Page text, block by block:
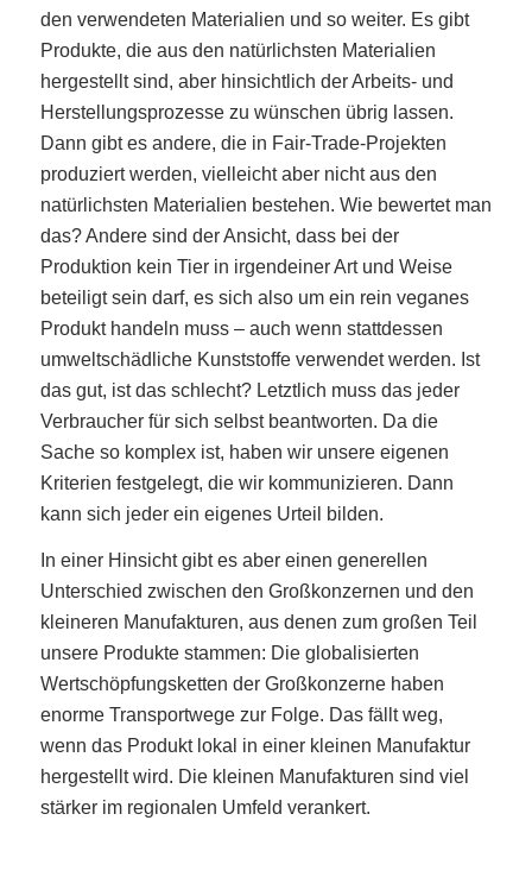
den verwendeten Materialien und so weiter. Es gibt
Produkte, die aus den natürlichsten Materialien
hergestellt sind, aber hinsichtlich der Arbeits- und
Herstellungsprozesse zu wünschen übrig lassen.
Dann gibt es andere, die in Fair-Trade-Projekten
produziert werden, vielleicht aber nicht aus den
natürlichsten Materialien bestehen. Wie bewertet man
das? Andere sind der Ansicht, dass bei der
Produktion kein Tier in irgendeiner Art und Weise
beteiligt sein darf, es sich also um ein rein veganes
Produkt handeln muss – auch wenn stattdessen
umweltschädliche Kunststoffe verwendet werden. Ist
das gut, ist das schlecht? Letztlich muss das jeder
Verbraucher für sich selbst beantworten. Da die
Sache so komplex ist, haben wir unsere eigenen
Kriterien festgelegt, die wir kommunizieren. Dann
kann sich jeder ein eigenes Urteil bilden.
In einer Hinsicht gibt es aber einen generellen
Unterschied zwischen den Großkonzernen und den
kleineren Manufakturen, aus denen zum großen Teil
unsere Produkte stammen: Die globalisierten
Wertschöpfungsketten der Großkonzerne haben
enorme Transportwege zur Folge. Das fällt weg,
wenn das Produkt lokal in einer kleinen Manufaktur
hergestellt wird. Die kleinen Manufakturen sind viel
stärker im regionalen Umfeld verankert.